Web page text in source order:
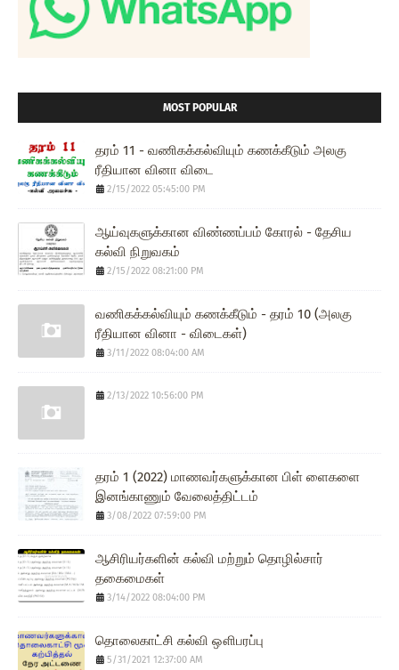
MOST POPULAR
தரம் 11 - வணிகக்கல்வியும் கணக்கீடும் அலகு
ரீதியான வினா விடை
2/15/2022 05:45:00 PM
ஆய்வுகளுக்கான விண்ணப்பம் கோரல் - தேசிய
கல்வி நிறுவகம்
2/15/2022 08:21:00 PM
வணிகக்கல்வியும் கணக்கீடும் - தரம் 10 (அலகு
ரீதியான வினா - விடைகள்)
3/11/2022 08:04:00 AM
2/13/2022 10:56:00 PM
தரம் 1 (2022) மாணவர்களுக்கான பிள் ளைகளை
இனங்காணும் வேலைத்திட்டம்
3/08/2022 07:59:00 PM
ஆசிரியர்களின் கல்வி மற்றும் தொழில்சார்
தகைமைகள்
3/14/2022 08:04:00 PM
தொலைகாட்சி கல்வி ஔிபரப்பு
5/31/2021 12:37:00 AM